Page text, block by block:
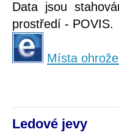
Data jsou
prostředí - POVIS.
Místa
Ledové jevy